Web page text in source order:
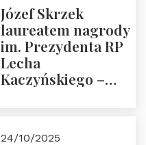
Józef Skrzek
laureatem nagrody
im. Prezydenta RP
Lecha
Kaczyńskiego –
24/10/2025